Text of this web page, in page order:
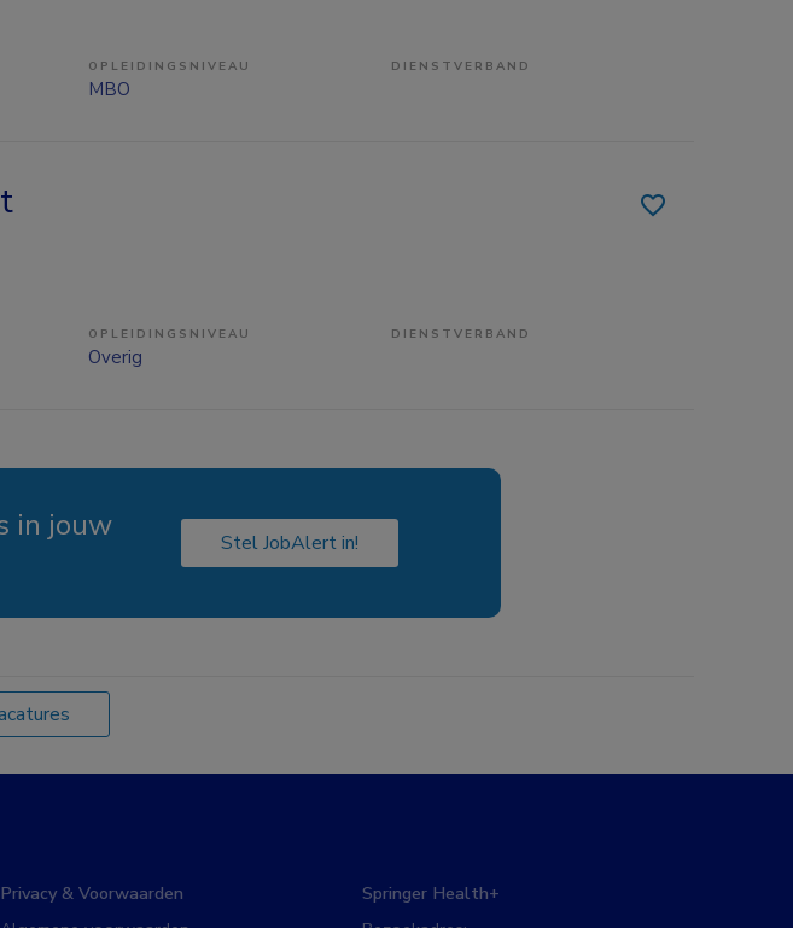
OPLEIDINGSNIVEAU
MBO
DIENSTVERBAND
OPLEIDINGSNIVEAU
Overig
DIENSTVERBAND
in jouw
Stel JobAlert in!
Privacy & Voorwaarden
Springer Health+